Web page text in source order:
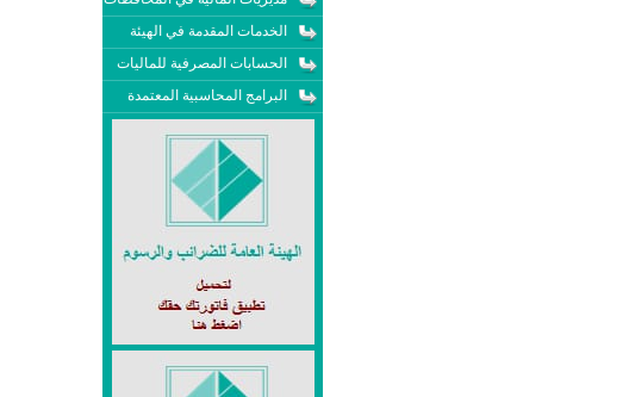
الخدمات المقدمة في الهيئة
الحسابات المصرفية للماليات
البرامج المحاسبية المعتمدة